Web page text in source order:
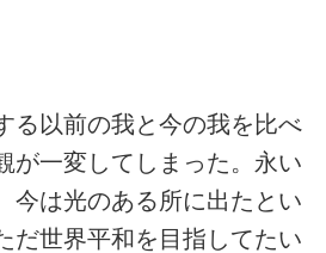
る以前の我と今の我を比べ
が一変してしまった。永い
今は光のある所に出たとい
だ世界平和を目指してたい